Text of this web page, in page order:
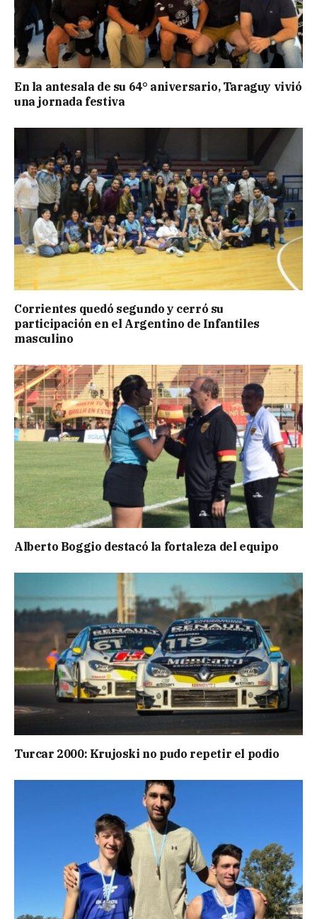
En la antesala de su 64° aniversario, Taraguy vivió
una jornada festiva
Corrientes quedó segundo y cerró su
participación en el Argentino de Infantiles
masculino
Alberto Boggio destacó la fortaleza del equipo
Turcar 2000: Krujoski no pudo repetir el podio